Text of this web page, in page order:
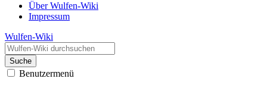
Über Wulfen-Wiki
Impressum
Wulfen-Wiki
Suche
Benutzermenü